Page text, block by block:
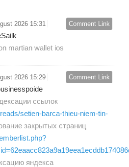
Comment Link
2026 15:31
martian wallet ios
Comment Link
2026 15:29
ссылок
setien-barca-thieu-niem-tin-
закрытых страниц
яндекса